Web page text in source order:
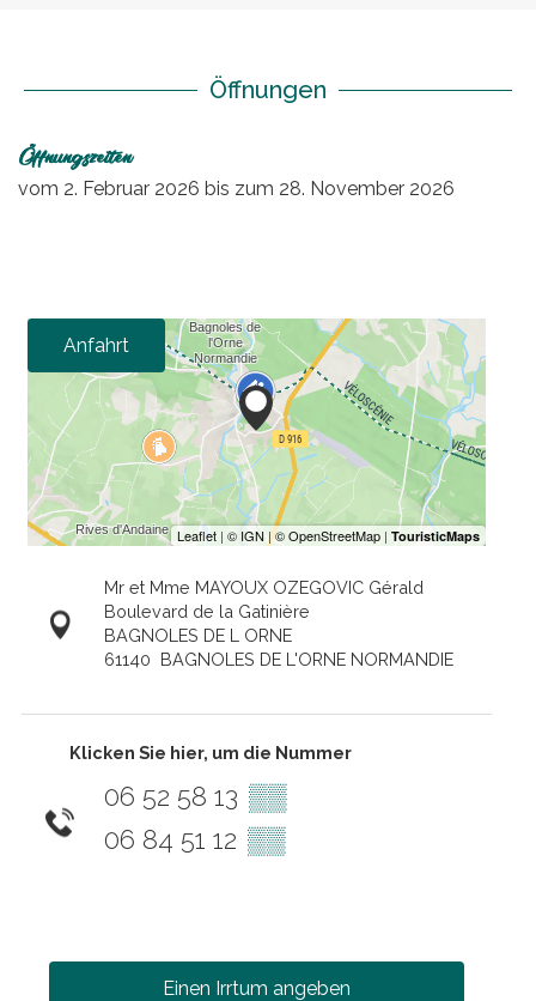
Öffnungen
Öffnungszeiten
vom 2. Februar 2026 bis zum 28. November 2026
Anfahrt
Mr et Mme MAYOUX OZEGOVIC Gérald
Boulevard de la Gatinière
BAGNOLES DE L ORNE
61140 BAGNOLES DE L'ORNE NORMANDIE
Klicken Sie hier, um die Nummer
06 52 58 13 ▒▒
06 84 51 12 ▒▒
Einen Irrtum angeben